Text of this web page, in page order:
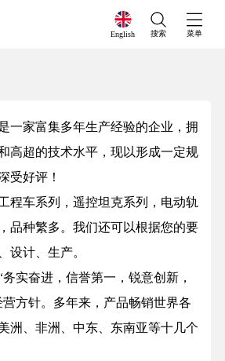
English 搜索 菜单
家富集多年生产经验的企业，拥
高超的技术水平，现以形成一定规
受好评！
车系列，遥控坦克系列，电动轨
品种繁多。我们还可以根据您的要
设计、生产。
奋进，信誉第一，锐意创新，
营方针。多年来，产品畅销世界各
洲、非洲、中东、东南亚等十几个